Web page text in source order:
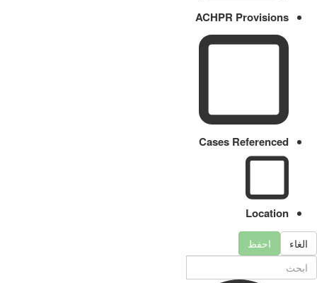
ACHPR Provisions
Cases Referenced
Location
الغاء احفظ